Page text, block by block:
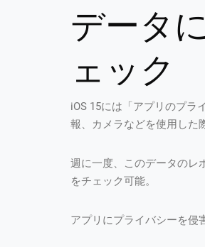
データ
ェック
iOS 15には「アプリのプラ
報、カメラなどを使用した
週に一度、このデータのレ
をチェック可能。
アプリにプライバシーを侵